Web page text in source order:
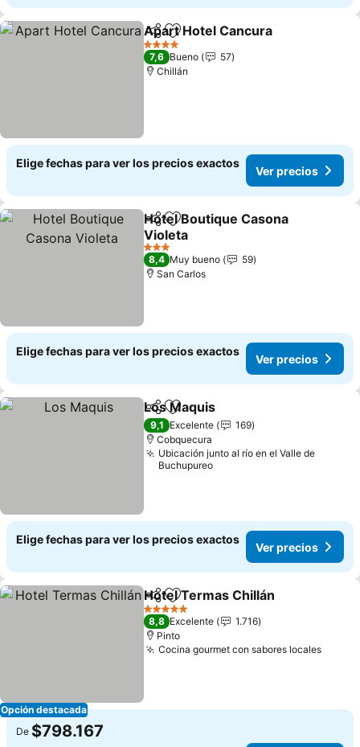
CompartirAgregar a favoritos
Apart Hotel Cancura
4 Estrellas
7,6 Bueno
57
Chillán
Elige fechas para ver los precios exactos
Ver precios
CompartirAgregar a favoritos
Hotel Boutique Casona
Violeta
3 Estrellas
8,4 Muy bueno
59
San Carlos
Elige fechas para ver los precios exactos
Ver precios
CompartirAgregar a favoritos
Los Maquis
9,1 Excelente
169
Cobquecura
Ubicación junto al río en el Valle de
Buchupureo
Elige fechas para ver los precios exactos
Ver precios
Opción destacada
CompartirAgregar a favoritos
Hotel Termas Chillán
5 Estrellas
8,8 Excelente
1.716
Pinto
Cocina gourmet con sabores locales
De $798.167